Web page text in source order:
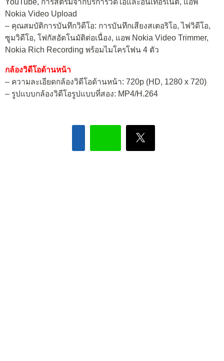
YouTube, การสตรีมจากบริการวิดีโอและอินเทอร์เน็ต, แอพ
Nokia Video Upload
– คุณสมบัติการบันทึกวิดีโอ: การบันทึกเสียงสเตอริโอ, ไฟวิดีโอ,
ซูมวิดีโอ, โฟกัสอัตโนมัติต่อเนื่อง, แอพ Nokia Video Trimmer,
Nokia Rich Recording พร้อมไมโครโฟน 4 ตัว
กล้องวิดีโอด้านหน้า
– ความละเอียดกล้องวิดีโอด้านหน้า: 720p (HD, 1280 x 720)
– รูปแบบกล้องวิดีโอรูปแบบที่สอง: MP4/H.264